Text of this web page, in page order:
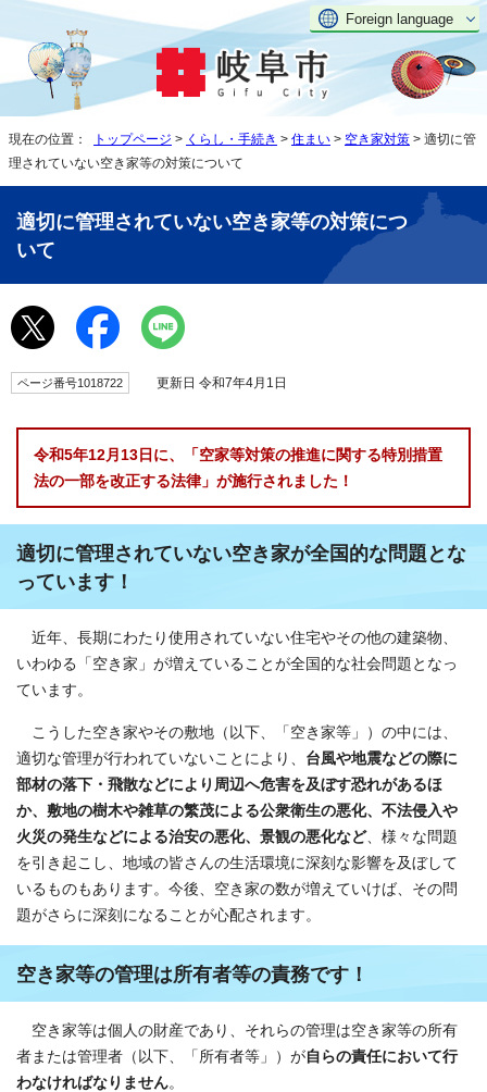
Foreign language
現在の位置： トップページ > くらし・手続き > 住まい > 空き家対策 > 適切に管
理されていない空き家等の対策について
適切に管理されていない空き家等の対策につ
いて
ページ番号1018722 更新日 令和7年4月1日
令和5年12月13日に、「空家等対策の推進に関する特別措置
法の一部を改正する法律」が施行されました！
適切に管理されていない空き家が全国的な問題とな
っています！
近年、長期にわたり使用されていない住宅やその他の建築物、
いわゆる「空き家」が増えていることが全国的な社会問題となっ
ています。
こうした空き家やその敷地（以下、「空き家等」）の中には、
適切な管理が行われていないことにより、 台風や地震などの際に
部材の落下・飛散などにより周辺へ危害を及ぼす恐れがあるほ
か、敷地の樹木や雑草の繁茂による公衆衛生の悪化、不法侵入や
火災の発生などによる治安の悪化、景観の悪化など、様々な問題
を引き起こし、地域の皆さんの生活環境に深刻な影響を及ぼして
いるものもあります。今後、空き家の数が増えていけば、その問
題がさらに深刻になることが心配されます。
空き家等の管理は所有者等の責務です！
空き家等は個人の財産であり、それらの管理は空き家等の所有
者または管理者（以下、「所有者等」）が自らの責任において行
わなければなりません。